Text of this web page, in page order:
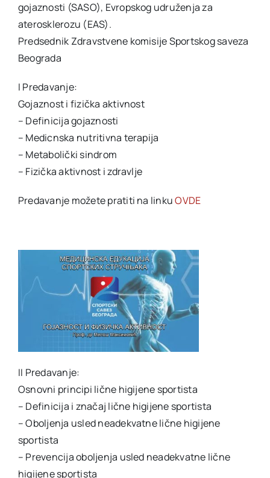
gojaznosti (SASO), Evropskog udruženja za
aterosklerozu (EAS).
Predsednik Zdravstvene komisije Sportskog saveza
Beograda
I Predavanje:
Gojaznost i fizička aktivnost
– Definicija gojaznosti
– Medicnska nutritivna terapija
– Metabolički sindrom
– Fizička aktivnost i zdravlje
Predavanje možete pratiti na linkuOVDE
II Predavanje:
Osnovni principi lične higijene sportista
– Definicija i značaj lične higijene sportista
– Oboljenja usled neadekvatne lične higijene
sportista
– Prevencija oboljenja usled neadekvatne lične
higijene sportista